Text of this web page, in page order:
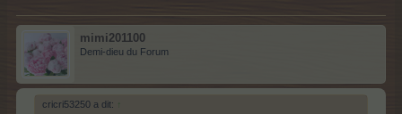
mimi201100
Demi-dieu du Forum
cricri53250 a dit: ↑